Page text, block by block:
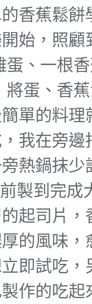
香蕉鬆
始，照
蛋、一根
將蛋、香
單的料
我在旁
熱鍋抹
製到完成
起司片
的風味
即試吃
作的吃